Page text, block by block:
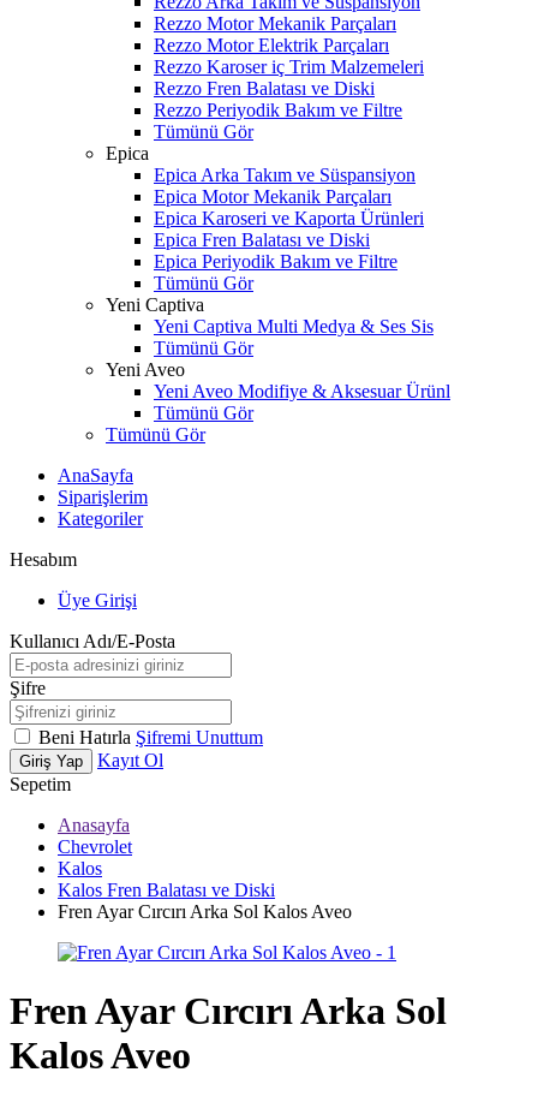
Rezzo Motor Mekanik Parçaları
Rezzo Motor Elektrik Parçaları
Rezzo Karoser iç Trim Malzemeleri
Rezzo Fren Balatası ve Diski
Rezzo Periyodik Bakım ve Filtre
Tümünü Gör
Epica
Epica Arka Takım ve Süspansiyon
Epica Motor Mekanik Parçaları
Epica Karoseri ve Kaporta Ürünleri
Epica Fren Balatası ve Diski
Epica Periyodik Bakım ve Filtre
Tümünü Gör
Yeni Captiva
Yeni Captiva Multi Medya & Ses Sis
Tümünü Gör
Yeni Aveo
Yeni Aveo Modifiye & Aksesuar Ürünl
Tümünü Gör
Tümünü Gör
AnaSayfa
Siparişlerim
Kategoriler
Hesabım
Üye Girişi
Kullanıcı Adı/E-Posta
Şifre
Beni Hatırla Şifremi Unuttum
Giriş Yap
Kayıt Ol
Sepetim
Anasayfa
Chevrolet
Kalos
Kalos Fren Balatası ve Diski
Fren Ayar Cırcırı Arka Sol Kalos Aveo
Fren Ayar Cırcırı Arka Sol
Kalos Aveo